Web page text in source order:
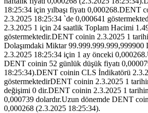
18:25:34 için yılbaşı fiyatı 0,000268.DENT
2.3.2025 18:25:34 `de 0,000641
2.3.2025 1 için 24 saatlik Toplam Hacimi
göstermektedir.DENT coinin 2.3.2025 1
Dolaşımdaki Miktar
2.3.2025 18:25:34 için 1 ay önceki
DENT coinin 52 günlük düşük fiyatı
18:25:34).DENT coinin CLS İndikatörü
göstermektedirDENT coinin 2.3.2025 1
değişimi 0 dir.DENT coinin 2.3.2025 1
0,000739 dolardır.Uzun dönemde DENT
0,000268 (2.3.2025 18:25:34).